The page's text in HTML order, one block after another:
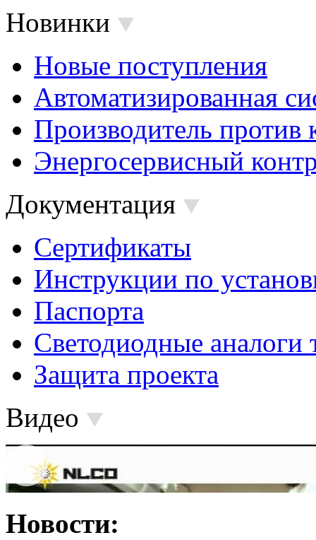
Новинки
Новые поступления
Автоматизированная
Производитель против
Энергосервисный
Документация
Сертификаты
Инструкции по
Паспорта
Светодиодные аналоги
Защита проекта
Видео
Новости: